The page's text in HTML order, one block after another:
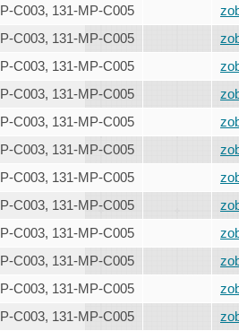
C003, 131-MP-C005
C003, 131-MP-C005
C003, 131-MP-C005
C003, 131-MP-C005
C003, 131-MP-C005
C003, 131-MP-C005
C003, 131-MP-C005
C003, 131-MP-C005
C003, 131-MP-C005
C003, 131-MP-C005
C003, 131-MP-C005
C003, 131-MP-C005